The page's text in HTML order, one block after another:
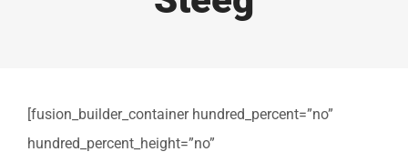
[fusion_builder_container hundred_percent=”no”
hundred_percent_height=”no”